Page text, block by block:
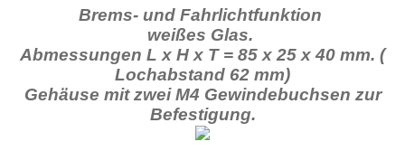
Brems- und Fahrlichtfunktion
weißes Glas.
Abmessungen L x H x T = 85 x 25 x 40 mm. (
Lochabstand 62 mm)
Gehäuse mit zwei M4 Gewindebuchsen zur
Befestigung.